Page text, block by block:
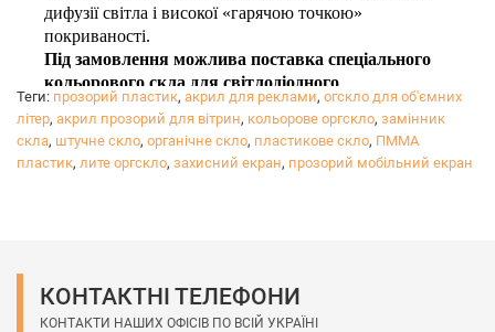
дифузії світла і високої «гарячою точкою»
покриваності.
Під замовлення можлива поставка спеціального
кольорового скла для світлодіодного
підсвічування- ціну та терміни, запитуйте у
менеджера.
Здатність пропускати світлоACRYLED CAST:
25
25-35
30
25-35
Теги: прозорий пластик, акрил для реклами, огскло для об'ємних
літер, акрил прозорий для вітрин, кольорове оргскло, замінник
скла, штучне скло, органічне скло, пластикове скло, ПММА
пластик, лите оргскло, захисний екран, прозорий мобільний екран
КОНТАКТНІ ТЕЛЕФОНИ
КОНТАКТИ НАШИХ ОФІСІВ ПО ВСІЙ УКРАЇНІ